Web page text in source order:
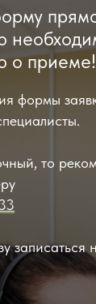
о приеме!
формы
то